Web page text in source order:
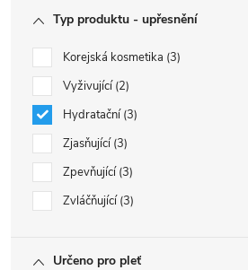
Typ produktu - upřesnění
Korejská kosmetika 3
Vyživující 2
Hydratační 3
Zjasňující 3
Zpevňující 3
Zvláčňující 3
Určeno pro pleť